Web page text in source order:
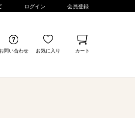
ログイン 会員登録
お問い合わせ お気に入り カート